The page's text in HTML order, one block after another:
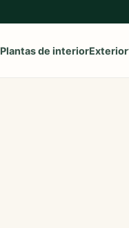
Plantas de interiorExterior